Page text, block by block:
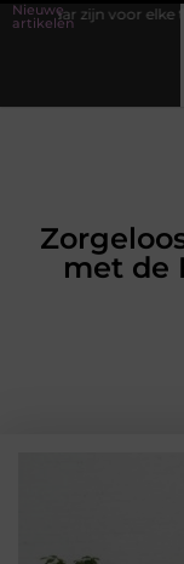
Nieuwe
artikelenFysiotherapie
met de